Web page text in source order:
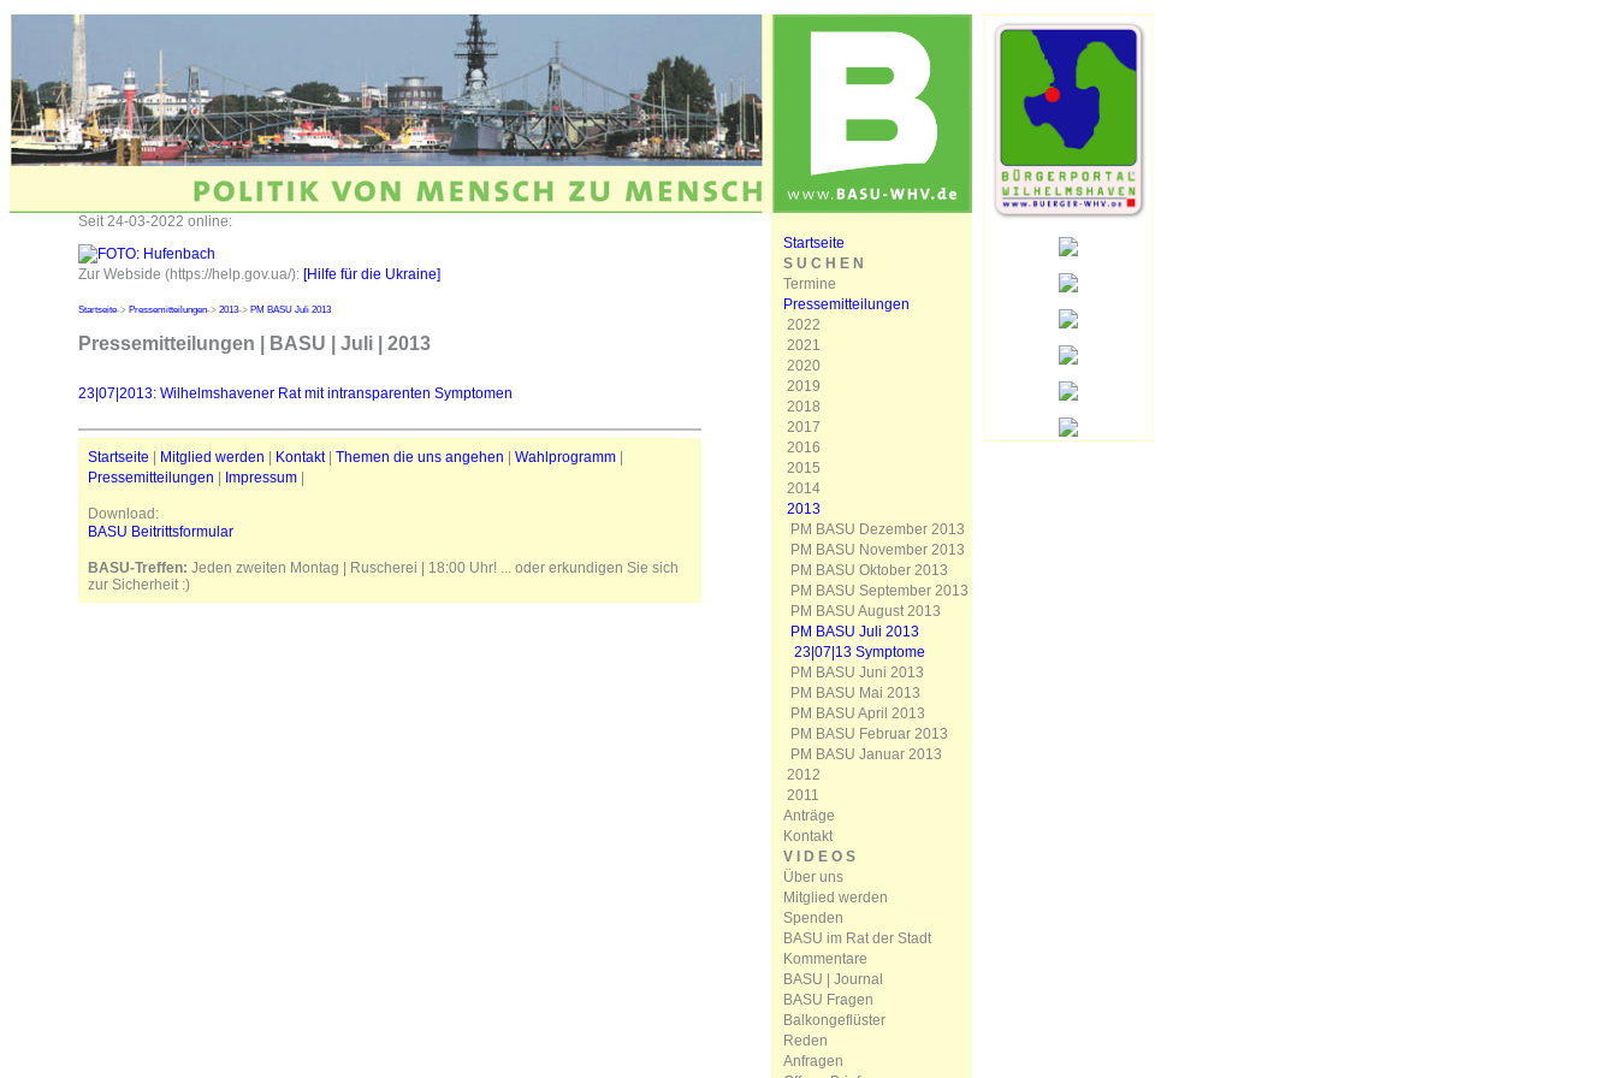
Seit 24-03-2022 online:
Zur Webside (https://help.gov.ua/): [Hilfe für die Ukraine]
Startseite-> Pressemitteilungen-> 2013-> PM BASU Juli 2013
Pressemitteilungen | BASU | Juli | 2013
23|07|2013: Wilhelmshavener Rat mit intransparenten Symptomen
Startseite Mitglied werden Kontakt| Themen die uns angehen Wahlprogramm
Pressemitteilungen
Impressum
Download:
BASU Beitrittsformular
BASU-Treffen: Jeden zweiten Montag | Ruscherei | 18:00 Uhr! ... oder erkundigen Sie sich
zur Sicherheit :)
Startseite
S U C H E N
Termine
Pressemitteilungen
2022
2021
2020
2019
2018
2017
2016
2015
2014
2013
PM BASU Dezember 2013
PM BASU November 2013
PM BASU Oktober 2013
PM BASU September 2013
PM BASU August 2013
PM BASU Juli 2013
23|07|13 Symptome
PM BASU Juni 2013
PM BASU Mai 2013
PM BASU April 2013
PM BASU Februar 2013
PM BASU Januar 2013
2012
2011
Anträge
Kontakt
V I D E O S
Über uns
Mitglied werden
Spenden
BASU im Rat der Stadt
Kommentare
BASU | Journal
BASU Fragen
Balkongeflüster
Reden
Anfragen